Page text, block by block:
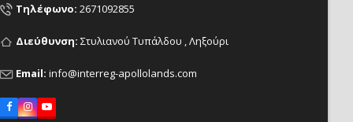
Τηλέφωνο: 2671092855
Διεύθυνση:Στυλιανού Τυπάλδου , Ληξούρι
Email: info@interreg-apollolands.com
Facebook
Instagram
YouTube